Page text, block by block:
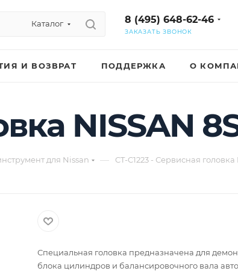
Каталог 8 (495) 648-62-46
ЗАКАЗАТЬ ЗВОНОК
И ВОЗВРАТ ПОДДЕРЖКА О
NISSAN
для Nissan — CT-C1223 - Сервисная головка
Специальная головка предназначена для
блока цилиндров и балансировочного вала